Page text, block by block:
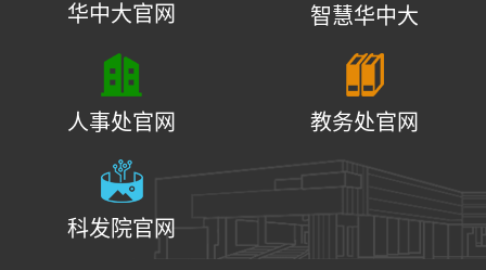
华中大官网 智慧华中大
人事处官网 教务处官网
科发院官网